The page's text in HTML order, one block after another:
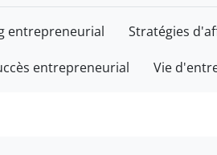
entrepreneurial Stratégies
entrepreneurial Vie